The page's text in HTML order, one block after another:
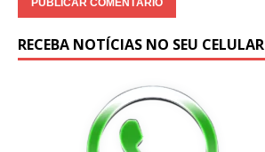
RECEBA NOTÍCIAS NO SEU CELULAR